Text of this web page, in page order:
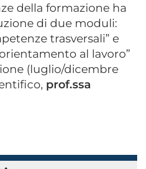
della formazione ha
di due moduli:
trasversali” e
al lavoro”
(luglio/dicembre
prof.ssa